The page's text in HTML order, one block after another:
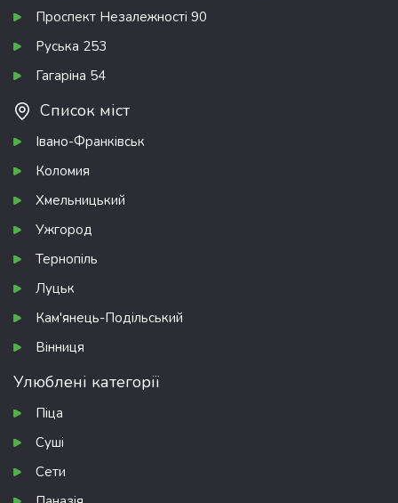
Проспект Незалежності 90
Руська 253
Гагаріна 54
Список міст
Івано-Франківськ
Коломия
Хмельницький
Ужгород
Тернопіль
Луцьк
Кам'янець-Подільський
Вінниця
Улюблені категорії
Піца
Суші
Сети